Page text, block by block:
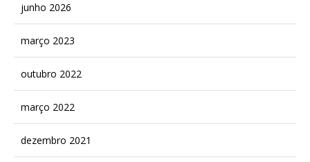
junho 2026
março 2023
outubro 2022
março 2022
dezembro 2021